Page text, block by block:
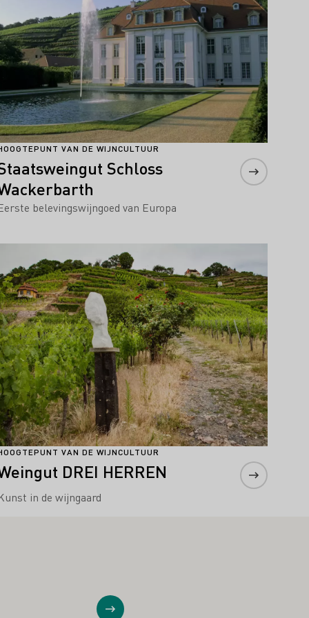
VAN DE WIJNCULTUUR
Schloss
belevingswijngoed van Europa
VAN DE WIJNCULTUUR
DREI HERREN
in de wijngaard
Toon